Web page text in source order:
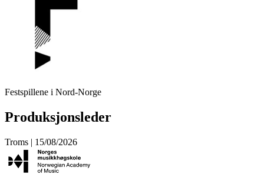
Festspillene i Nord-Norge
Produksjonsleder
Troms | 15/08/2026